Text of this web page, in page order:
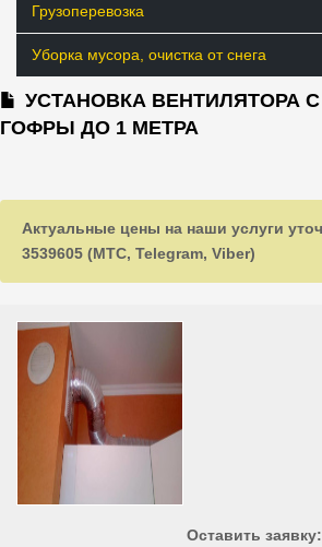
Грузоперевозка
Уборка мусора, очистка от снега
УСТАНОВКА ВЕНТИЛЯТОРА
ГОФРЫ ДО 1 МЕТРА
Актуальные цены на наши услуги
3539605 (МТС, Telegram, Viber)
Оставить заявку: